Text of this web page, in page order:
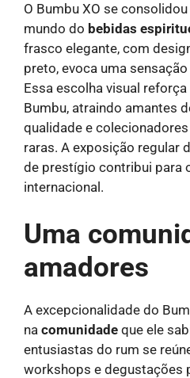
O Bumbu XO se
mundo do bebidas
frasco elegante, com
preto, evoca uma
Essa escolha visual
Bumbu, atraindo amantes
qualidade e
raras. A exposição regular
de prestígio contribui para
internacional.
Uma
amadores
A excepcionalidade do
na comunidade que ele
entusiastas do rum se
workshops e degustações